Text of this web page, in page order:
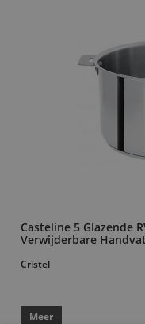
Casteline 5 Glazende
Verwijderbare
Cristel
Meer